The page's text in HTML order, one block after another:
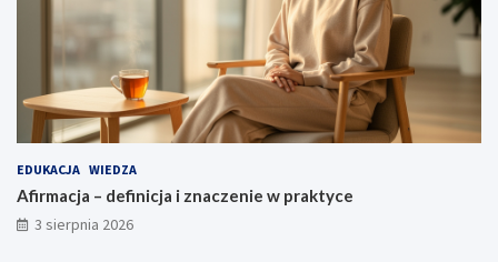
EDUKACJA WIEDZA
Afirmacja – definicja i znaczenie w praktyce
3 sierpnia 2026